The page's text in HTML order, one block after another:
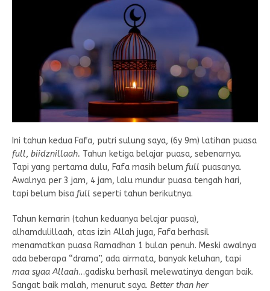
Ini tahun kedua Fafa, putri sulung saya, (6y 9m) latihan puasa
full, biidznillaah. Tahun ketiga belajar puasa, sebenarnya.
Tapi yang pertama dulu, Fafa masih belum full puasanya.
Awalnya per 3 jam, 4 jam, lalu mundur puasa tengah hari,
tapi belum bisa full seperti tahun berikutnya.
Tahun kemarin (tahun keduanya belajar puasa),
alhamdulillaah, atas izin Allah juga, Fafa berhasil
menamatkan puasa Ramadhan 1 bulan penuh. Meski awalnya
ada beberapa “drama”, ada airmata, banyak keluhan, tapi
maa syaa Allaah…gadisku berhasil melewatinya dengan baik.
Sangat baik malah, menurut saya. Better than her